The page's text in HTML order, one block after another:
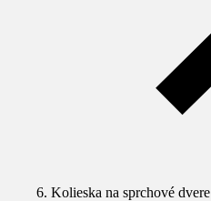
Kolieska na sprchové dvere